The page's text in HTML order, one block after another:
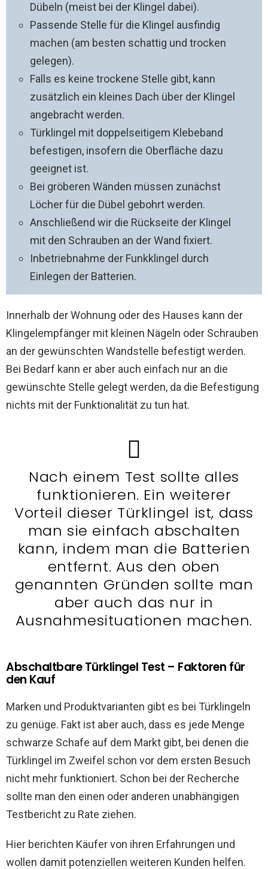
Dübeln (meist bei der Klingel dabei).
Passende Stelle für die Klingel ausfindig
machen (am besten schattig und trocken
gelegen).
Falls es keine trockene Stelle gibt, kann
zusätzlich ein kleines Dach über der Klingel
angebracht werden.
Türklingel mit doppelseitigem Klebeband
befestigen, insofern die Oberfläche dazu
geeignet ist.
Bei gröberen Wänden müssen zunächst
Löcher für die Dübel gebohrt werden.
Anschließend wir die Rückseite der Klingel
mit den Schrauben an der Wand fixiert.
Inbetriebnahme der Funkklingel durch
Einlegen der Batterien.
Innerhalb der Wohnung oder des Hauses kann der
Klingelempfänger mit kleinen Nägeln oder Schrauben
an der gewünschten Wandstelle befestigt werden.
Bei Bedarf kann er aber auch einfach nur an die
gewünschte Stelle gelegt werden, da die Befestigung
nichts mit der Funktionalität zu tun hat.
Nach einem Test sollte alles
funktionieren. Ein weiterer
Vorteil dieser Türklingel ist, dass
man sie einfach abschalten
kann, indem man die Batterien
entfernt. Aus den oben
genannten Gründen sollte man
aber auch das nur in
Ausnahmesituationen machen.
Abschaltbare Türklingel Test – Faktoren für
den Kauf
Marken und Produktvarianten gibt es bei Türklingeln
zu genüge. Fakt ist aber auch, dass es jede Menge
schwarze Schafe auf dem Markt gibt, bei denen die
Türklingel im Zweifel schon vor dem ersten Besuch
nicht mehr funktioniert. Schon bei der Recherche
sollte man den einen oder anderen unabhängigen
Testbericht zu Rate ziehen.
Hier berichten Käufer von ihren Erfahrungen und
wollen damit potenziellen weiteren Kunden helfen.